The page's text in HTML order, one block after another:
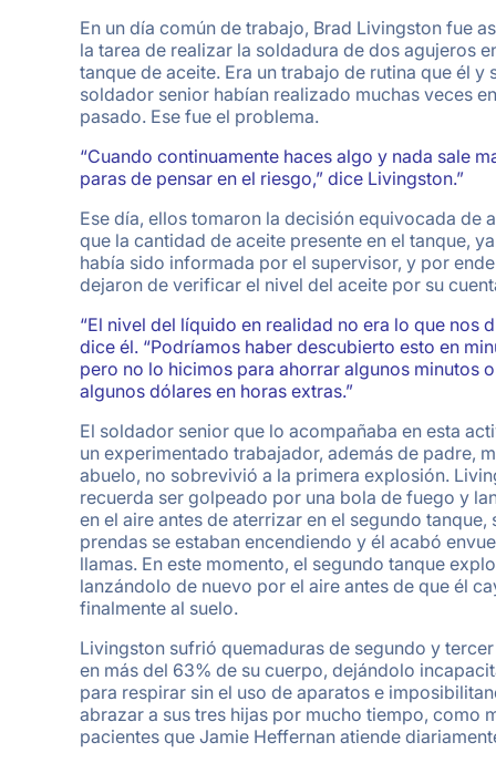
En un día común de trabajo, Brad Livingston fue
la tarea de realizar la soldadura de dos agujeros
tanque de aceite. Era un trabajo de rutina que él y
soldador senior habían realizado muchas veces
pasado. Ese fue el problema.
“Cuando continuamente haces algo y nada sale
paras de pensar en el riesgo,” dice Livingston.”
Ese día, ellos tomaron la decisión equivocada de
que la cantidad de aceite presente en el tanque,
había sido informada por el supervisor, y por ende
dejaron de verificar el nivel del aceite por su
“El nivel del líquido en realidad no era lo que nos
dice él. “Podríamos haber descubierto esto en
pero no lo hicimos para ahorrar algunos minutos
algunos dólares en horas extras.”
El soldador senior que lo acompañaba en esta
un experimentado trabajador, además de padre,
abuelo, no sobrevivió a la primera explosión.
recuerda ser golpeado por una bola de fuego y
en el aire antes de aterrizar en el segundo tanque,
prendas se estaban encendiendo y él acabó
llamas. En este momento, el segundo tanque
lanzándolo de nuevo por el aire antes de que él
finalmente al suelo.
Livingston sufrió quemaduras de segundo y
en más del 63% de su cuerpo, dejándolo
para respirar sin el uso de aparatos e
abrazar a sus tres hijas por mucho tiempo, como
pacientes que Jamie Heffernan atiende